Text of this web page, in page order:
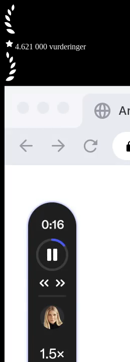
4.621 000 vurderinger